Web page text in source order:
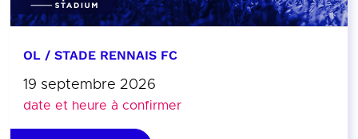
OL / STADE RENNAIS FC
19 septembre 2026
date et heure à confirmer